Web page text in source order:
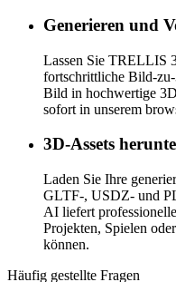
Generieren und
Lassen Sie TRELLIS
fortschrittliche Bild-
Bild in hochwertige
sofort in unserem
3D-Assets
Laden Sie Ihre
GLTF-, USDZ- und
AI liefert
Projekten, Spielen
können.
Häufig gestellte Fragen